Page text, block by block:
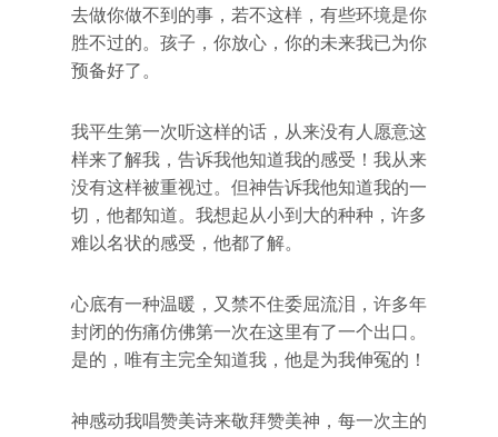
去做你做不到的事，若不这样，有些环境是你
胜不过的。孩子，你放心，你的未来我已为你
预备好了。
我平生第一次听这样的话，从来没有人愿意这
样来了解我，告诉我他知道我的感受！我从来
没有这样被重视过。但神告诉我他知道我的一
切，他都知道。我想起从小到大的种种，许多
难以名状的感受，他都了解。
心底有一种温暖，又禁不住委屈流泪，许多年
封闭的伤痛仿佛第一次在这里有了一个出口。
是的，唯有主完全知道我，他是为我伸冤的！
神感动我唱赞美诗来敬拜赞美神，每一次主的